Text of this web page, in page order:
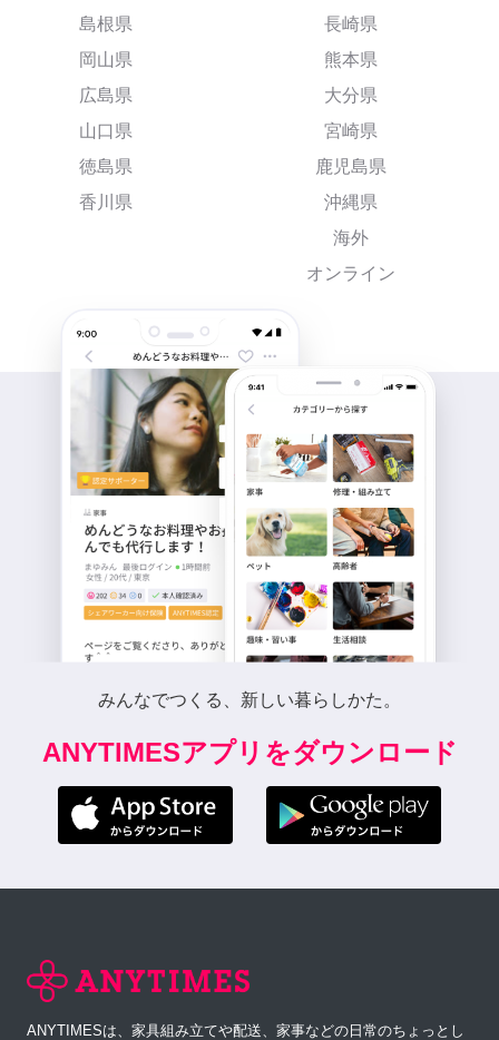
島根県
岡山県
広島県
山口県
徳島県
香川県
長崎県
熊本県
大分県
宮崎県
鹿児島県
沖縄県
海外
オンライン
みんなでつくる、新しい暮らしかた。
ANYTIMESアプリをダウンロード
ANYTIMESは、家具組み立てや配送、家事などの日常のちょっとし